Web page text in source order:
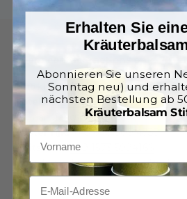
Neem contact met ons op
Eindklanten:
Hotels:anfrage@alpenkraft.shop
Uw aanvraag wordt nog dezelfde
Oostenrijk:+43 670 309 4733
Duitsland:+49 1573 5994166
Doordeweeks zijn wij van 8 tot 12
Erhalten Sie
Abonnieren Sie unseren
Sonntag neu) und
nächsten Bestellung ab
Kräuterbalsam